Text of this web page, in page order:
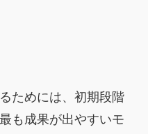
ためには、初期段階
も成果が出やすいモ